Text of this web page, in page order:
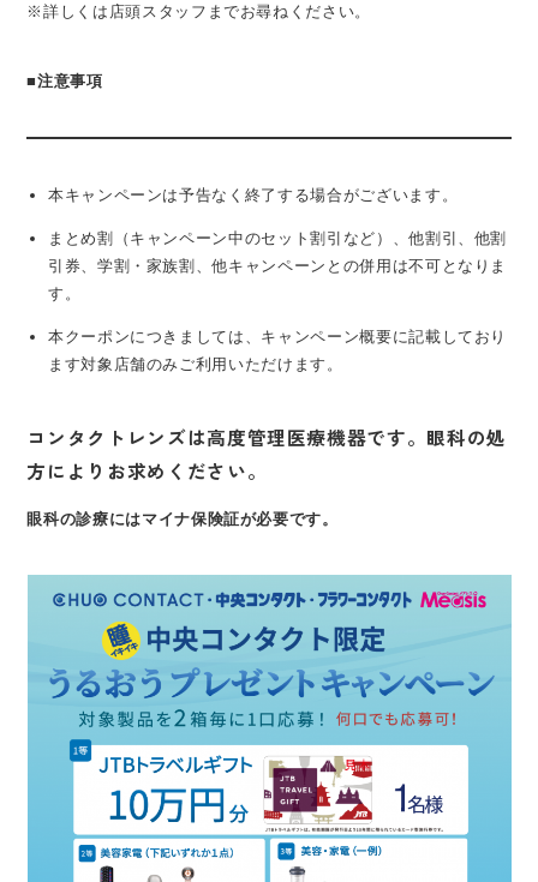
※詳しくは店頭スタッフまでお尋ねください。
■注意事項
本キャンペーンは予告なく終了する場合がございます。
まとめ割（キャンペーン中のセット割引など）、他割引、他割
引券、学割・家族割、他キャンペーンとの併用は不可となりま
す。
本クーポンにつきましては、キャンペーン概要に記載しており
ます対象店舗のみご利用いただけます。
コンタクトレンズは高度管理医療機器です。眼科の処
方によりお求めください。
眼科の診療にはマイナ保険証が必要です。